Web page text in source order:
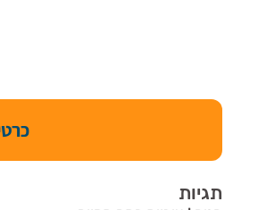
תגיות